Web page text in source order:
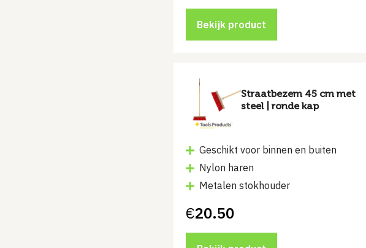
was:
€14.95.
is:
€4.99.
Bekijk product
Straatbezem 45 cm met
steel | ronde kap
Geschikt voor binnen en buiten
Nylon haren
Metalen stokhouder
€20.50